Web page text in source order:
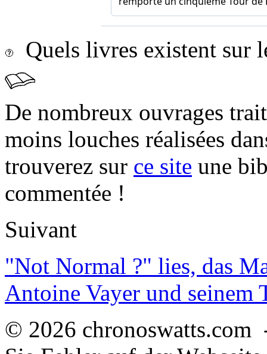
Quels livres existent sur
De nombreux ouvrages
moins louches réalisées
trouverez sur ce site une
commentée !
Suivant
"Not Normal ?" lies, das
Antoine Vayer und seinem
© 2026